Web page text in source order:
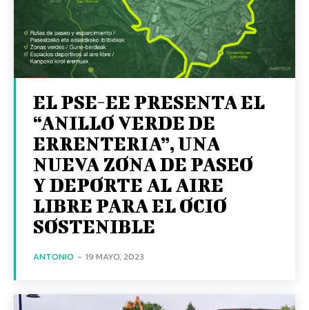
EL PSE-EE PRESENTA EL
“ANILLO VERDE DE
ERRENTERIA”, UNA
NUEVA ZONA DE PASEO
Y DEPORTE AL AIRE
LIBRE PARA EL OCIO
SOSTENIBLE
ANTONIO - 19 MAYO, 2023